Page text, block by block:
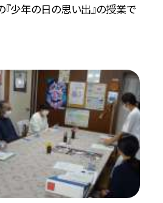
『少年の日の思い出』の授業で